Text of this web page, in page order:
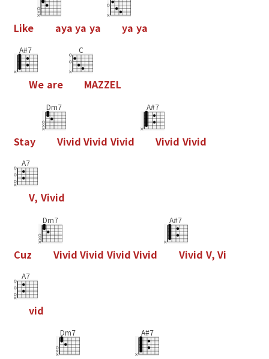
Like aya ya ya ya ya
A#7
We are
C
MAZZEL
Stay
Dm7
Vivid Vivid Vivid
A#7
Vivid Vivid
A7
V, Vivid
Cuz
Dm7
Vivid Vivid Vivid Vivid
A#7
Vivid V, Vi
A7
vid
Dm7 A#7